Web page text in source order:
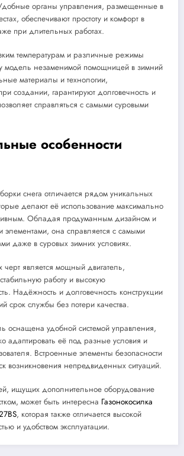
органы управления, размещенные в
обеспечивают простоту и комфорт в
при длительных работах.
температурам и различные режимы
модель незаменимой помощницей в зимний
материалы и технологии,
создании, гарантируют долговечность и
справляться с самыми суровыми
особенности
снега отличается рядом уникальных
делают её использование максимально
Обладая продуманным дизайном и
она справляется с самыми
даже в суровых зимних условиях.
является мощный двигатель,
работу и высокую
Надёжность и долговечность конструкции
срок службы без потери качества.
оснащена удобной системой управления,
адаптировать её под разные условия и
Встроенные элементы безопасности
возникновения непредвиденных ситуаций.
ищущих дополнительное оборудование
может быть интересна Газонокосилка
, которая также отличается высокой
и удобством эксплуатации.